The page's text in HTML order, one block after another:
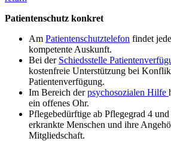
Patientenschutz konkret
Am Patientenschutztelefon findet
kompetente Auskunft.
Bei der Schiedsstelle
kostenfreie Unterstützung bei
Patientenverfügung.
Im Bereich derpsychosozialen Hilfe
ein offenes Ohr.
Pflegebedürftige ab Pflegegrad 4
erkrankte Menschen und ihre
Mitgliedschaft.